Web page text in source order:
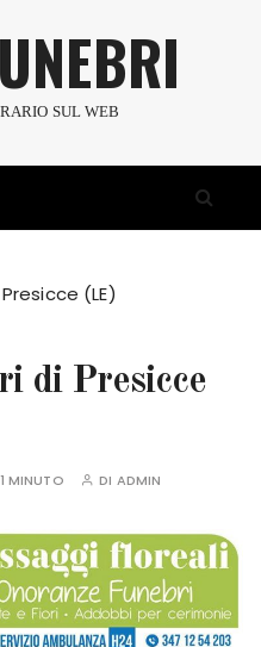
SUL WEB
(LE)
di Presicce
1 MINUTO DI ADMIN